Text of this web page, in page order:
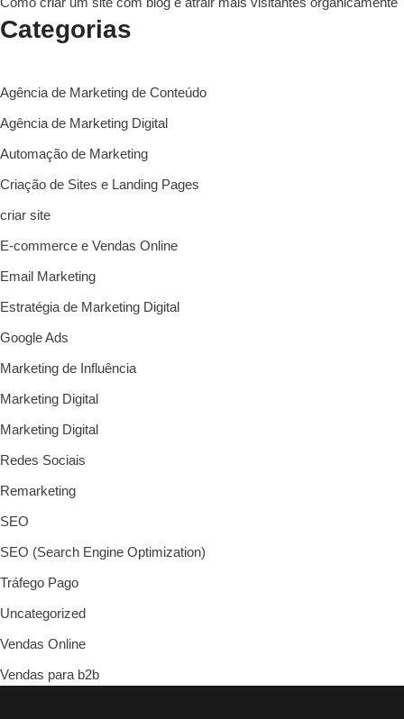
Categorias
Agência de Marketing de Conteúdo
Agência de Marketing Digital
Automação de Marketing
Criação de Sites e Landing Pages
criar site
E-commerce e Vendas Online
Email Marketing
Estratégia de Marketing Digital
Google Ads
Marketing de Influência
Marketing Digital
Marketing Digital
Redes Sociais
Remarketing
SEO
SEO (Search Engine Optimization)
Tráfego Pago
Uncategorized
Vendas Online
Vendas para b2b